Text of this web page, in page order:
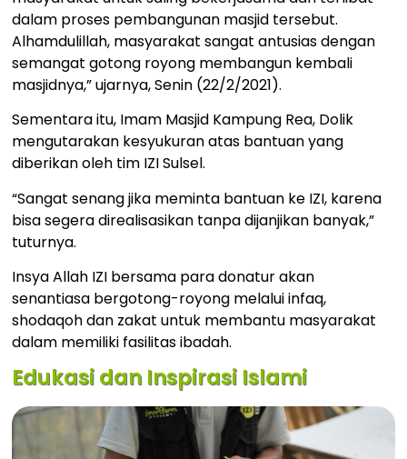
dalam proses pembangunan masjid tersebut.
Alhamdulillah, masyarakat sangat antusias dengan
semangat gotong royong membangun kembali
masjidnya,” ujarnya, Senin (22/2/2021).
Sementara itu, Imam Masjid Kampung Rea, Dolik
mengutarakan kesyukuran atas bantuan yang
diberikan oleh tim IZI Sulsel.
“Sangat senang jika meminta bantuan ke IZI, karena
bisa segera direalisasikan tanpa dijanjikan banyak,”
tuturnya.
Insya Allah IZI bersama para donatur akan
senantiasa bergotong-royong melalui infaq,
shodaqoh dan zakat untuk membantu masyarakat
dalam memiliki fasilitas ibadah.
Edukasi dan Inspirasi Islami